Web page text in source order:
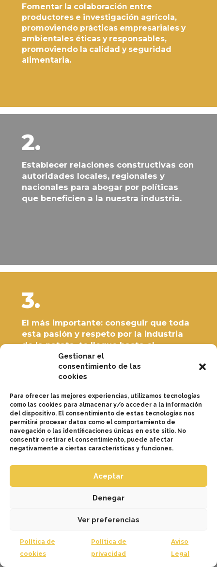
Gestionar el
consentimiento de las
cookies
Para ofrecer las mejores experiencias, utilizamos tecnologías
como las cookies para almacenar y/o acceder a la información
del dispositivo. El consentimiento de estas tecnologías nos
permitirá procesar datos como el comportamiento de
navegación o las identificaciones únicas en este sitio. No
consentir o retirar el consentimiento, puede afectar
negativamente a ciertas características y funciones.
Aceptar
Denegar
Ver preferencias
Política de
cookies
Política de
privacidad
Aviso
Legal
Fomentar la colaboración entre
productores e investigación agrícola,
promoviendo prácticas empresariales y
ambientales éticas y responsables,
promoviendo la calidad y seguridad
alimentaria.
2.
Establecer relaciones constructivas con
autoridades locales, regionales y
nacionales para abogar por políticas
que beneficien a la nuestra industria.
3.
El más importante: conseguir que toda
esta pasión y respeto por la industria
de la patata, te llegue hasta el
consumidor final.
4.
Promoción de laproducción,
comercialización y desarrollo